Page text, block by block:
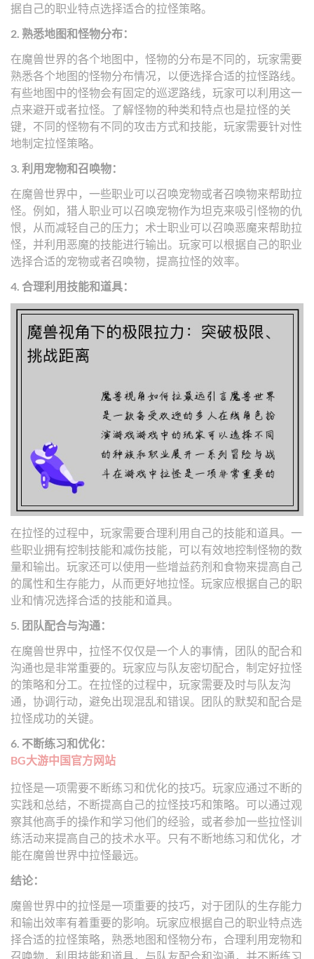
据自己的职业特点选择适合的拉怪策略。
2. 熟悉地图和怪物分布：
在魔兽世界的各个地图中，怪物的分布是不同的，玩家需要
熟悉各个地图的怪物分布情况，以便选择合适的拉怪路线。
有些地图中的怪物会有固定的巡逻路线，玩家可以利用这一
点来避开或者拉怪。了解怪物的种类和特点也是拉怪的关
键，不同的怪物有不同的攻击方式和技能，玩家需要针对性
地制定拉怪策略。
3. 利用宠物和召唤物：
在魔兽世界中，一些职业可以召唤宠物或者召唤物来帮助拉
怪。例如，猎人职业可以召唤宠物作为坦克来吸引怪物的仇
恨，从而减轻自己的压力；术士职业可以召唤恶魔来帮助拉
怪，并利用恶魔的技能进行输出。玩家可以根据自己的职业
选择合适的宠物或者召唤物，提高拉怪的效率。
4. 合理利用技能和道具：
在拉怪的过程中，玩家需要合理利用自己的技能和道具。一
些职业拥有控制技能和减伤技能，可以有效地控制怪物的数
量和输出。玩家还可以使用一些增益药剂和食物来提高自己
的属性和生存能力，从而更好地拉怪。玩家应根据自己的职
业和情况选择合适的技能和道具。
5. 团队配合与沟通：
在魔兽世界中，拉怪不仅仅是一个人的事情，团队的配合和
沟通也是非常重要的。玩家应与队友密切配合，制定好拉怪
的策略和分工。在拉怪的过程中，玩家需要及时与队友沟
通，协调行动，避免出现混乱和错误。团队的默契和配合是
拉怪成功的关键。
6. 不断练习和优化：
BG大游中国官方网站
拉怪是一项需要不断练习和优化的技巧。玩家应通过不断的
实践和总结，不断提高自己的拉怪技巧和策略。可以通过观
察其他高手的操作和学习他们的经验，或者参加一些拉怪训
练活动来提高自己的技术水平。只有不断地练习和优化，才
能在魔兽世界中拉怪最远。
结论：
魔兽世界中的拉怪是一项重要的技巧，对于团队的生存能力
和输出效率有着重要的影响。玩家应根据自己的职业特点选
择合适的拉怪策略，熟悉地图和怪物分布，合理利用宠物和
召唤物，利用技能和道具，与队友配合和沟通，并不断练习